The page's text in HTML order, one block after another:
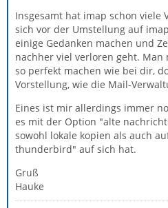
Insgesamt hat imap schon viele
sich vor der Umstellung auf
einige Gedanken machen und
nachher viel verloren geht. Man
so perfekt machen wie bei dir,
Vorstellung, wie die Mail-
Eines ist mir allerdings immer
es mit der Option "alte
sowohl lokale kopien als auch
thunderbird" auf sich hat.
Gruß
Hauke